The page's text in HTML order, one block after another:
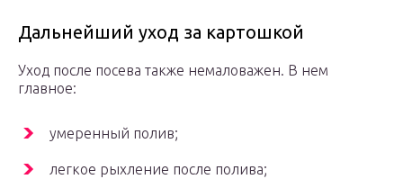
Дальнейший уход за картошкой
Уход после посева также немаловажен. В нем
главное:
умеренный полив;
легкое рыхление после полива;